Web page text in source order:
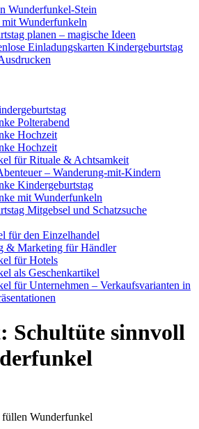
Wunderfunkel-Stein
mit Wunderfunkeln
planen – magische Ideen
Einladungskarten Kindergeburtstag
Polterabend
Hochzeit
Hochzeit
für Rituale & Achtsamkeit
– Wanderung-mit-Kindern
Kindergeburtstag
mit Wunderfunkeln
Mitgebsel und Schatzsuche
für den Einzelhandel
& Marketing für Händler
für Hotels
als Geschenkartikel
für Unternehmen – Verkaufsvarianten in
Schultüte sinnvoll
Wunderfunkel